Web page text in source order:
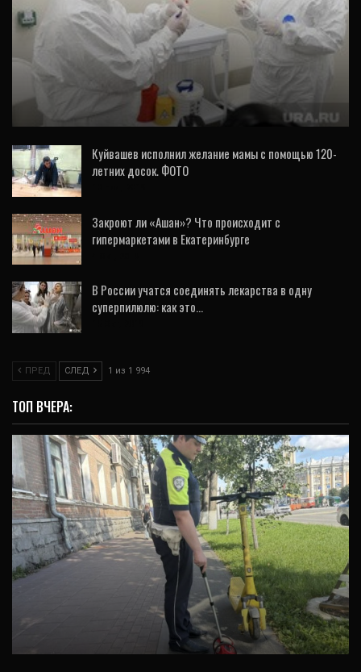
ОБЩЕСТВО
Новые заболевшие COVID-2019 в
Екатеринбурге привезли вирус из Европы.
КАРТА…
Куйвашев исполнил желание мамы с помощью 120-
летних досок. ФОТО
Закроют ли «Ашан»? Что происходит с
гипермаркетами в Екатеринбурге
В России учатся соединять лекарства в одну
суперпилюлю: как это…
ПРЕД СЛЕД 1 из 1 994
ТОП ВЧЕРА:
ОБЩЕСТВО
На проспекте Ленина в Екатеринбурге 42-
летний самокатчик сбил ребенка (ФОТО)